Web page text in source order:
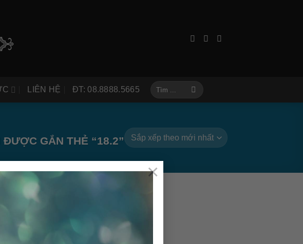
×
LIÊN HỆ ĐT: 08.8888.5665
ĐƯỢC GẮN THẺ “18.2”